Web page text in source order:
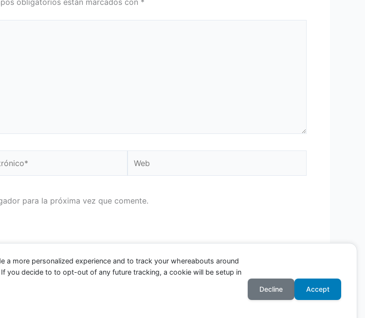
para la próxima vez que comente.
more personalized experience and to track your whereabouts around
you decide to to opt-out of any future tracking, a cookie will be setup in
Decline Accept